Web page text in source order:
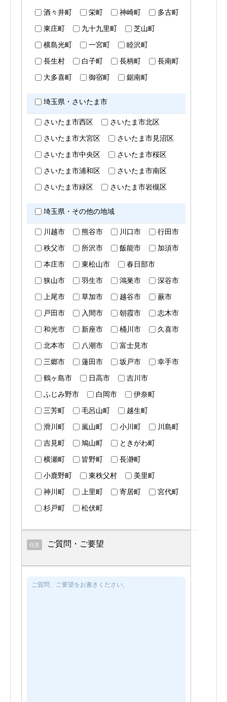
酒々井町 栄町 神崎町
多古町
東庄町
九十九里町
芝山町
横島光町
一宮町
睦沢町
長生村
白子町 長柄町
長南町
大多喜町
御宿町 鋸南町
埼玉県・さいたま市
さいたま市西区
さいたま市北区
さいたま市大宮区
さいたま市見沼区
さいたま市中央区
さいたま市桜区
さいたま市浦和区
さいたま市南区
さいたま市緑区
さいたま市岩槻区
埼玉県・その他の地域
川越市 熊谷市 川口市
行田市
秩父市
所沢市 飯能市
加須市
本庄市
東松山市
春日部市
狭山市
羽生市 鴻巣市
深谷市
上尾市
草加市 越谷市
蕨市
戸田市
入間市 朝霞市
志木市
和光市
新座市 桶川市
久喜市
北本市
八潮市
富士見市
三郷市
蓮田市 坂戸市
幸手市
鶴ヶ島市
日高市
吉川市
ふじみ野市
白岡市
伊奈町
三芳町
毛呂山町
越生町
滑川町
嵐山町 小川町
川島町
吉見町
鳩山町
ときがわ町
横瀬町
皆野町
長瀞町
小鹿野町
東秩父村
美里町
神川町
上里町 寄居町
宮代町
杉戸町
松伏町
任意 ご質問・ご要望